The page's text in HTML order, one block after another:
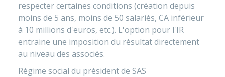
respecter certaines conditions (création depuis
moins de 5 ans, moins de 50 salariés, CA inférieur
à 10 millions d'euros, etc.). L'option pour l'IR
entraine une imposition du résultat directement
au niveau des associés.
Régime social du président de SAS